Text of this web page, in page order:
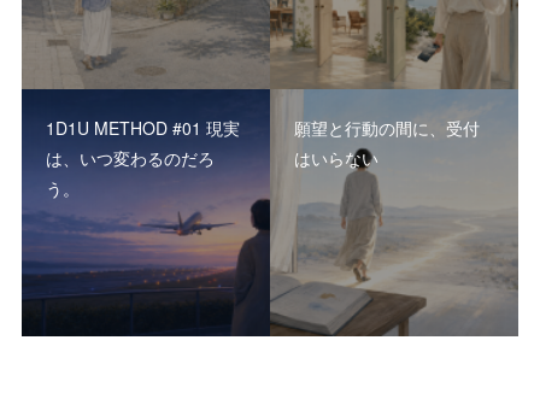
1D1U METHOD #01 現実
は、いつ変わるのだろ
う。
願望と行動の間に、受付
はいらない